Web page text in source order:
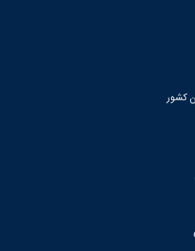
کشور